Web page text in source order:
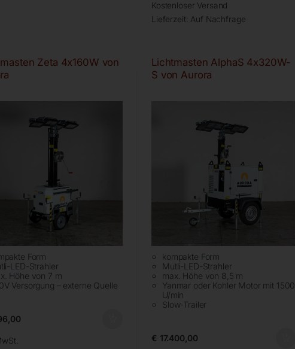
Kostenloser Versand
Lieferzeit: Auf Nachfrage
Zeta 4x160W von
Form
LED-Strahler
Höhe von 7 m
Versorgung – externe Quelle
Lichtmasten AlphaS 4x320W-
S von Aurora
kompakte Form
Mutli-LED-Strahler
max. Höhe von 8,5 m
Yanmar oder Kohler Motor mit 1500
U/min
Slow-Trailer
€ 17.400,00